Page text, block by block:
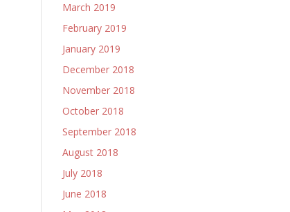
March 2019
February 2019
January 2019
December 2018
November 2018
October 2018
September 2018
August 2018
July 2018
June 2018